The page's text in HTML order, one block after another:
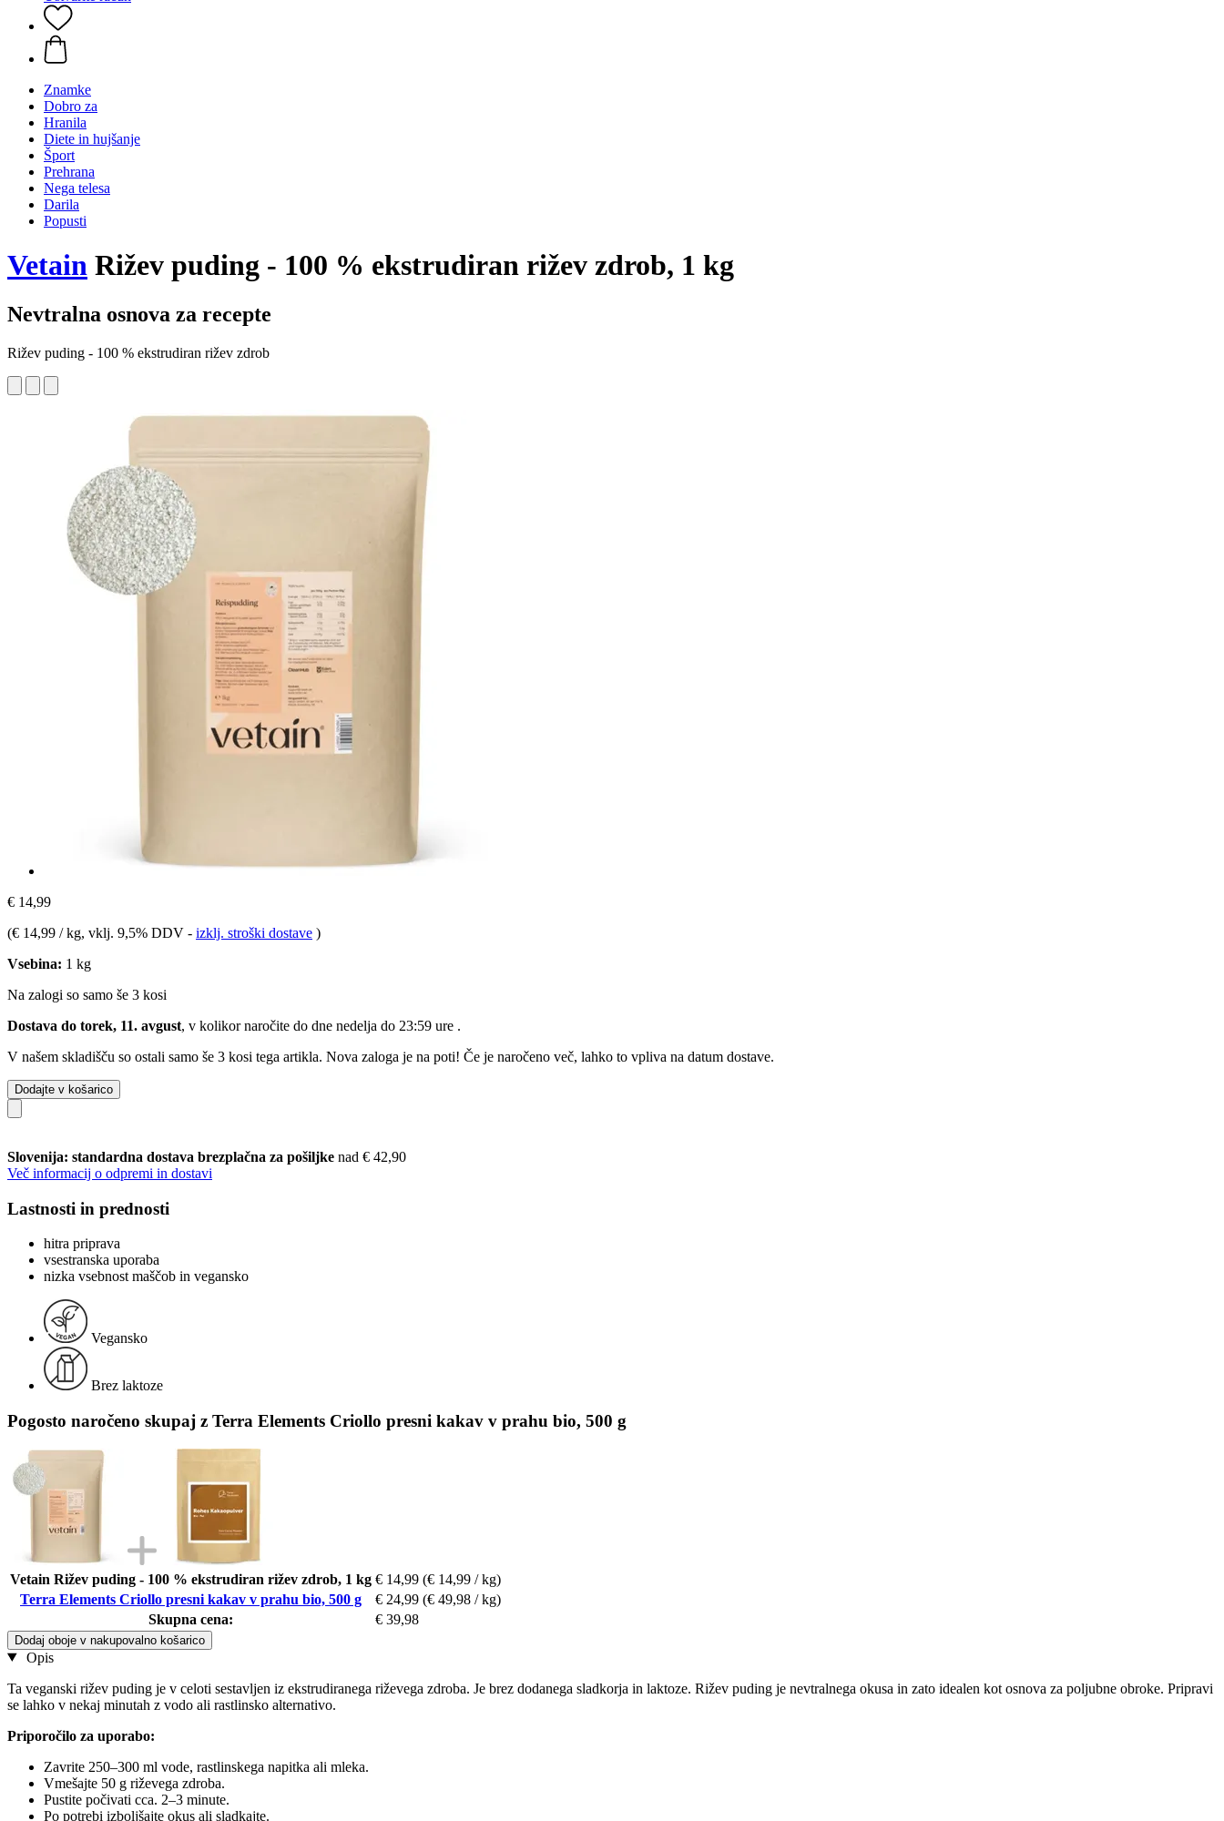
Znamke
Dobro za
Hranila
Diete in hujšanje
Šport
Prehrana
Nega telesa
Darila
Popusti
Vetain Rižev puding - 100 % ekstrudiran rižev zdrob, 1 kg
Nevtralna osnova za recepte
Rižev puding - 100 % ekstrudiran rižev zdrob
€ 14,99
(€ 14,99 / kg, vklj. 9,5% DDV - izklj. stroški dostave )
Vsebina: 1 kg
Na zalogi so samo še 3 kosi
Dostava do torek, 11. avgust, v kolikor naročite do dne nedelja do 23:59 ure .
V našem skladišču so ostali samo še 3 kosi tega artikla. Nova zaloga je na poti! Če je naročeno več, lahko to vpliva na datum dostave.
Dodajte v košarico
Slovenija: standardna dostava brezplačna za pošiljke nad € 42,90
Več informacij o odpremi in dostavi
Lastnosti in prednosti
hitra priprava
vsestranska uporaba
nizka vsebnost maščob in vegansko
Vegansko
Brez laktoze
Pogosto naročeno skupaj z Terra Elements Criollo presni kakav v prahu bio, 500 g
Vetain Rižev puding - 100 % ekstrudiran rižev zdrob, 1 kg € 14,99 (€ 14,99 / kg)
Terra Elements Criollo presni kakav v prahu bio, 500 g
€ 24,99 (€ 49,98 / kg)
Skupna cena:
€ 39,98
Dodaj oboje v nakupovalno košarico
Opis
Ta veganski rižev puding je v celoti sestavljen iz ekstrudiranega riževega zdroba. Je brez dodanega sladkorja in laktoze. Rižev puding je nevtralnega okusa in zato idealen kot osnova za poljubne obroke. Pripravi
se lahko v nekaj minutah z vodo ali rastlinsko alternativo.
Priporočilo za uporabo:
Zavrite 250–300 ml vode, rastlinskega napitka ali mleka.
Vmešajte 50 g riževega zdroba.
Pustite počivati cca. 2–3 minute.
Po potrebi izboljšajte okus ali sladkajte.